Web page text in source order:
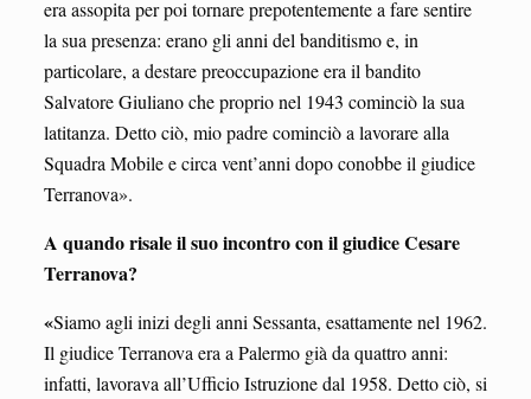
era assopita per poi tornare prepotentemente a fare sentire
la sua presenza: erano gli anni del banditismo e, in
particolare, a destare preoccupazione era il bandito
Salvatore Giuliano che proprio nel 1943 cominciò la sua
latitanza. Detto ciò, mio padre cominciò a lavorare alla
Squadra Mobile e circa vent’anni dopo conobbe il giudice
Terranova».
A quando risale il suo incontro con il giudice Cesare
Terranova?
«Siamo agli inizi degli anni Sessanta, esattamente nel 1962.
Il giudice Terranova era a Palermo già da quattro anni:
infatti, lavorava all’Ufficio Istruzione dal 1958. Detto ciò, si